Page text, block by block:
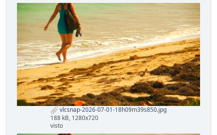
vlcsnap-2026-07-01-18h09m39s850.jpg
188 kB, 1280x720
visto